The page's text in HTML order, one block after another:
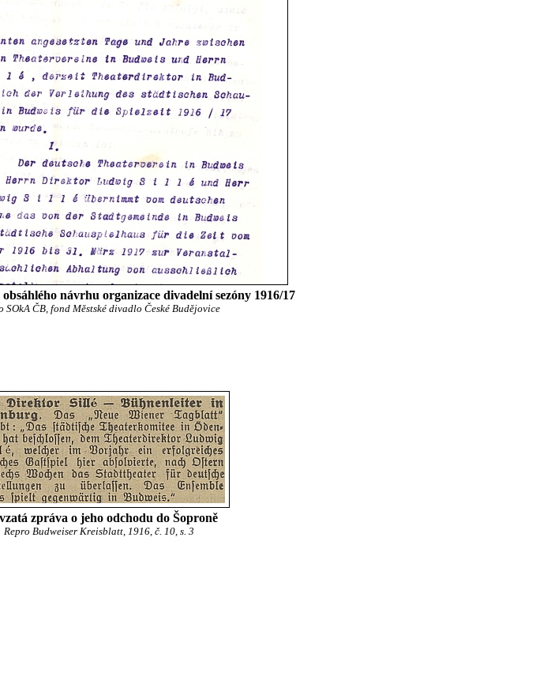
návrhu organizace divadelní sezóny 1916/17
SOkA ČB, fond Městské divadlo České Budějovice
zpráva o jeho odchodu do Šoproně
Repro Budweiser Kreisblatt, 1916, č. 10, s. 3